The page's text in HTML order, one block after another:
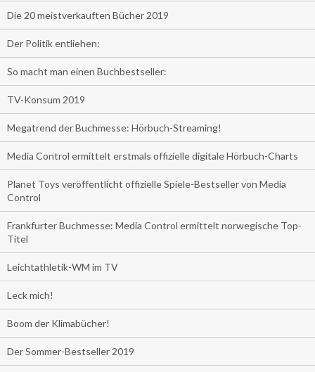
Die 20 meistverkauften Bücher 2019
Der Politik entliehen:
So macht man einen Buchbestseller:
TV-Konsum 2019
Megatrend der Buchmesse: Hörbuch-Streaming!
Media Control ermittelt erstmals offizielle digitale Hörbuch-Charts
Planet Toys veröffentlicht offizielle Spiele-Bestseller von Media
Control
Frankfurter Buchmesse: Media Control ermittelt norwegische Top-
Titel
Leichtathletik-WM im TV
Leck mich!
Boom der Klimabücher!
Der Sommer-Bestseller 2019